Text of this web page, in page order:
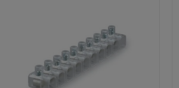
- napięcie znamionowe 450V
- gwarancja 1 rok lub dłużej zgodnie z
wytycznymi producenta